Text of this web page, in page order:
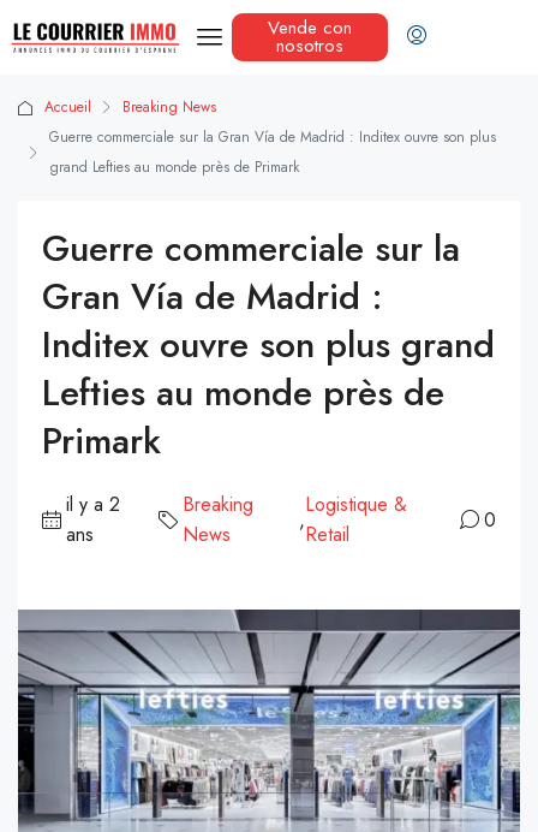
Vende con
nosotros
Accueil
Breaking News
Guerre commerciale sur la Gran Vía de Madrid : Inditex ouvre son plus
grand Lefties au monde près de Primark
Guerre commerciale sur la
Gran Vía de Madrid :
Inditex ouvre son plus grand
Lefties au monde près de
Primark
il y a 2
ans
Breaking
News
,
Logistique &
Retail
0